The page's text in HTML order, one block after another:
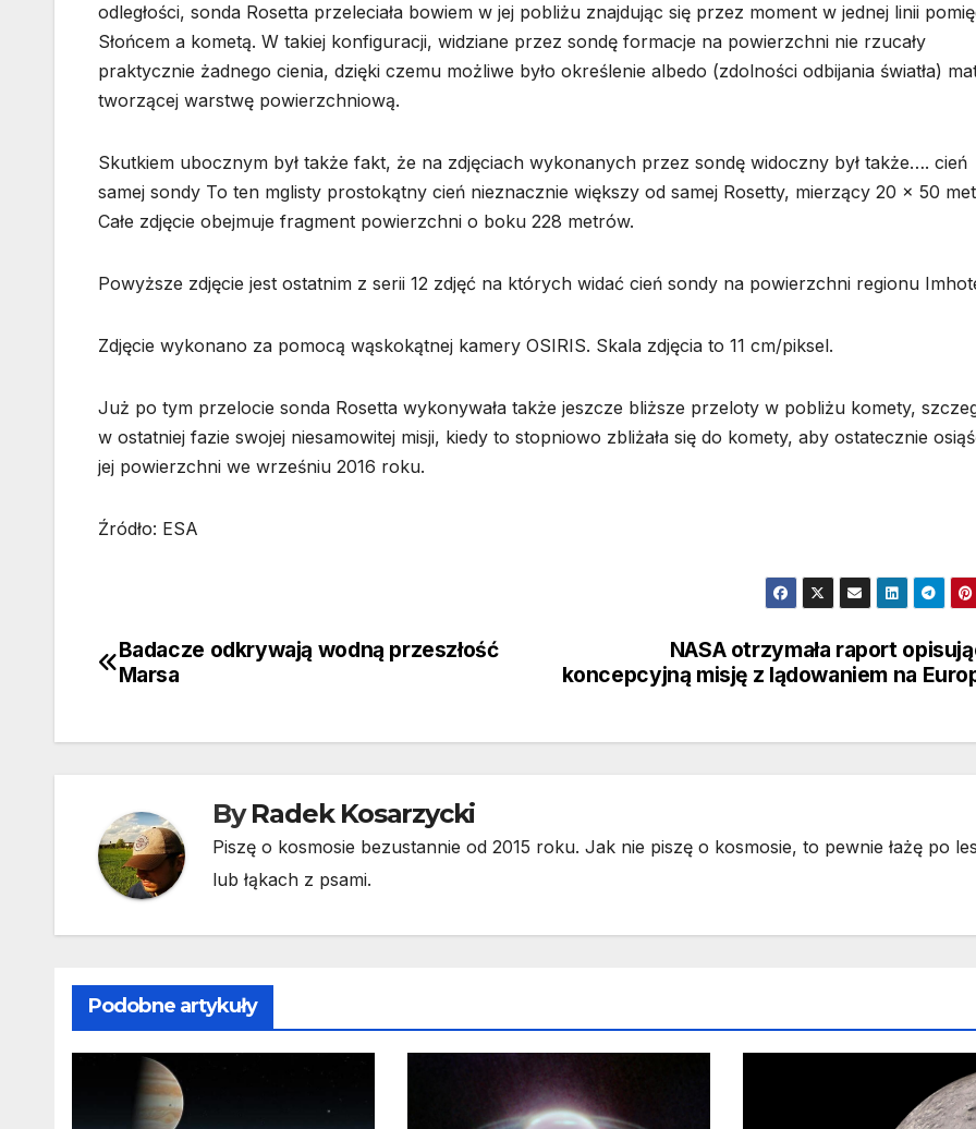
odległości, sonda Rosetta przeleciała bowiem w jej pobliżu znajdując się przez moment w jednej linii
Słońcem a kometą. W takiej konfiguracji, widziane przez sondę formacje na powierzchni nie rzucały
praktycznie żadnego cienia, dzięki czemu możliwe było określenie albedo (zdolności odbijania światła)
tworzącej warstwę powierzchniową.
Skutkiem ubocznym był także fakt, że na zdjęciach wykonanych przez sondę widoczny był także…. cień
samej sondy To ten mglisty prostokątny cień nieznacznie większy od samej Rosetty, mierzący 20 x 50
Całe zdjęcie obejmuje fragment powierzchni o boku 228 metrów.
Powyższe zdjęcie jest ostatnim z serii 12 zdjęć na których widać cień sondy na powierzchni regionu
Zdjęcie wykonano za pomocą wąskokątnej kamery OSIRIS. Skala zdjęcia to 11 cm/piksel.
Już po tym przelocie sonda Rosetta wykonywała także jeszcze bliższe przeloty w pobliżu komety,
w ostatniej fazie swojej niesamowitej misji, kiedy to stopniowo zbliżała się do komety, aby ostatecznie
jej powierzchni we wrześniu 2016 roku.
Źródło: ESA
Nawigacja
NASA otrzymała raport
koncepcyjną misję z lądowaniem na
Badacze odkrywają wodną przeszłość
Marsa
ByRadek Kosarzycki
Piszę o kosmosie bezustannie od 2015 roku. Jak nie piszę o kosmosie, to pewnie łażę po
lub łąkach z psami.
Podobne artykuły